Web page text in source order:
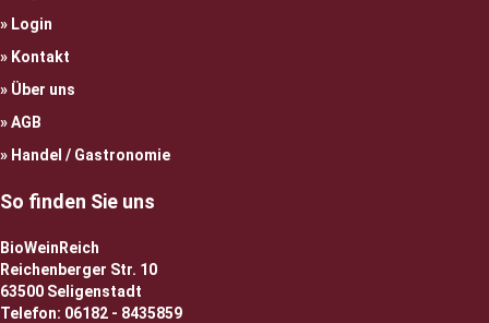
Login
Kontakt
Über uns
AGB
Handel / Gastronomie
So finden Sie uns
BioWeinReich
Reichenberger Str. 10
63500 Seligenstadt
Telefon: 06182 - 8435859